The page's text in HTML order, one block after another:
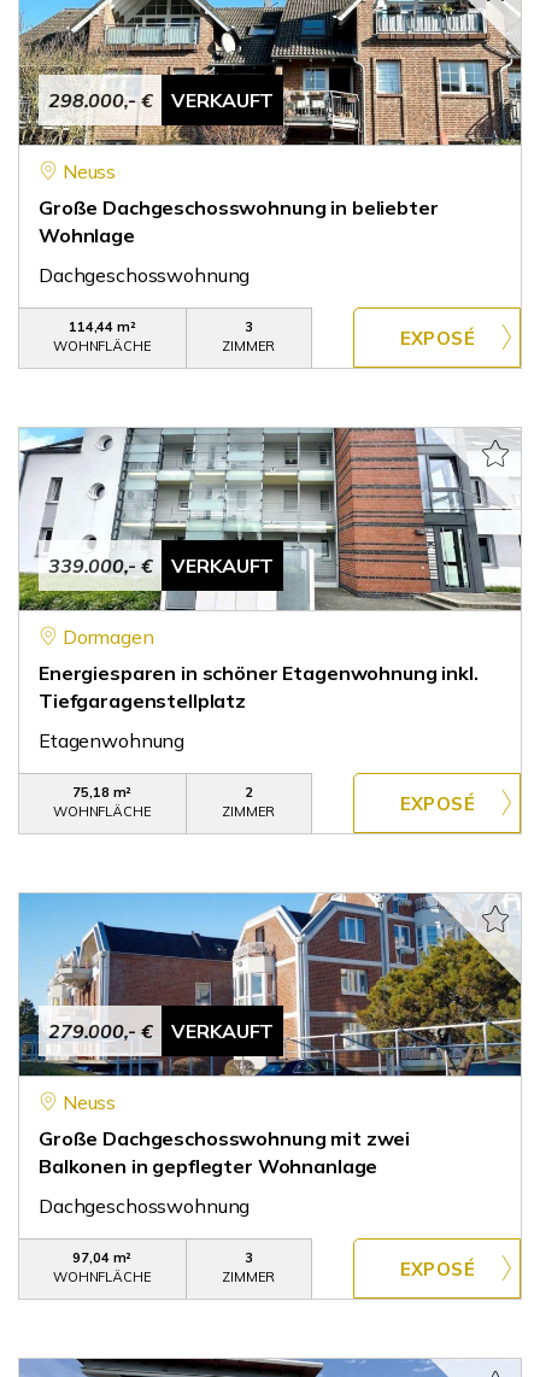
298.000,- € VERKAUFT
Neuss
Große Dachgeschosswohnung in beliebter
Wohnlage
Dachgeschosswohnung
114,44 m²
WOHNFLÄCHE
3
ZIMMER
339.000,- € VERKAUFT
Dormagen
Energiesparen in schöner Etagenwohnung inkl.
Tiefgaragenstellplatz
Etagenwohnung
75,18 m²
WOHNFLÄCHE
2
ZIMMER
279.000,- € VERKAUFT
Neuss
Große Dachgeschosswohnung mit zwei
Balkonen in gepflegter Wohnanlage
Dachgeschosswohnung
97,04 m²
WOHNFLÄCHE
3
ZIMMER